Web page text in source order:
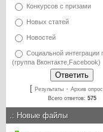
Конкурсов с призами
Новых статей
Новостей
Социальной интеграции
(группа Вконтакте,Facebook)
[ Результаты · Архив
Всего ответов: 575
.: Новые файлы